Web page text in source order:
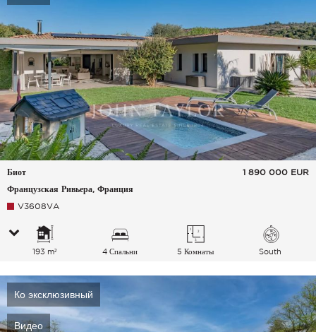
Биот
Французская Ривьера, Франция
1 890 000 EUR
V3608VA
193 m² 4 Спальни 5 Комнаты South
Ко эксклюзивный
Видео